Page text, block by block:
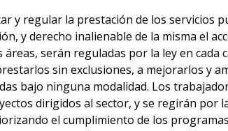
y regular la prestación de los servicios
y derecho inalienable de la misma el
serán reguladas por la ley en cada
sin exclusiones, a mejorarlos y
bajo ninguna modalidad. Los
dirigidos al sector, y se regirán por
el cumplimiento de los